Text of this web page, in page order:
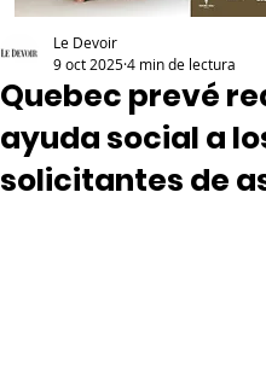
Quebec prevé
ayuda social a
solicitantes de
Le Devoir
9 oct 20254 min de lectura